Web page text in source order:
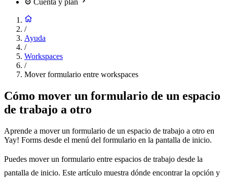
/
Ayuda
/
Workspaces
/
Mover formulario entre workspaces
Cómo mover un formulario de un espacio
de trabajo a otro
Aprende a mover un formulario de un espacio de trabajo a otro en
Yay! Forms desde el menú del formulario en la pantalla de inicio.
Puedes mover un formulario entre espacios de trabajo desde la
pantalla de inicio. Este artículo muestra dónde encontrar la opción y